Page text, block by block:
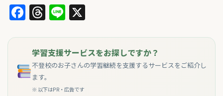
Facebook
Threads
Line
学習支援サービスをお探しですか？
不登校のお子さんの学習継続を支援するサービスをご紹介し
ます。
※ 以下はPR・広告です